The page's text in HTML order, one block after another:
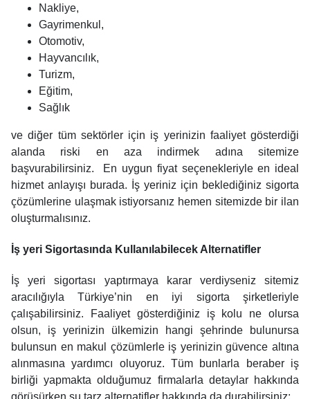
Nakliye,
Gayrimenkul,
Otomotiv,
Hayvancılık,
Turizm,
Eğitim,
Sağlık
ve diğer tüm sektörler için iş yerinizin faaliyet gösterdiği
alanda riski en aza indirmek adına sitemize
başvurabilirsiniz. En uygun fiyat seçenekleriyle en ideal
hizmet anlayışı burada. İş yeriniz için beklediğiniz sigorta
çözümlerine ulaşmak istiyorsanız hemen sitemizde bir ilan
oluşturmalısınız.
İş yeri Sigortasında Kullanılabilecek Alternatifler
İş yeri sigortası yaptırmaya karar verdiyseniz sitemiz
aracılığıyla Türkiye’nin en iyi sigorta şirketleriyle
çalışabilirsiniz. Faaliyet gösterdiğiniz iş kolu ne olursa
olsun, iş yerinizin ülkemizin hangi şehrinde bulunursa
bulunsun en makul çözümlerle iş yerinizin güvence altına
alınmasına yardımcı oluyoruz. Tüm bunlarla beraber iş
birliği yapmakta olduğumuz firmalarla detaylar hakkında